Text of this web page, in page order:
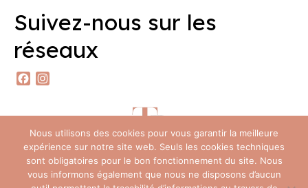
Suivez-nous sur les
réseaux
Facebook
Nous utilisons des cookies pour vous garantir la meilleure
expérience sur notre site web. Seuls les cookies techniques
sont obligatoires pour le bon fonctionnement du site. Nous
vous informons également que nous ne disposons d’aucun